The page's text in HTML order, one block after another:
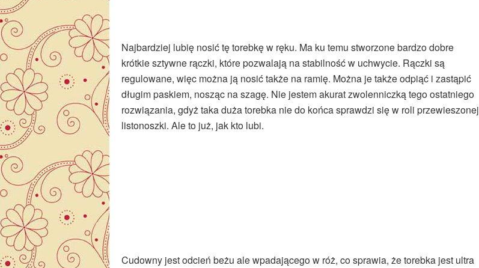
Najbardziej lubię nosić tę torebkę w ręku. Ma ku temu stworzone bardzo dobre
krótkie sztywne rączki, które pozwalają na stabilność w uchwycie. Rączki są
regulowane, więc można ją nosić także na ramię. Można je także odpiąć i zastąpić
długim paskiem, nosząc na szagę. Nie jestem akurat zwolenniczką tego ostatniego
rozwiązania, gdyż taka duża torebka nie do końca sprawdzi się w roli przewieszonej
listonoszki. Ale to już, jak kto lubi.
Cudowny jest odcień beżu ale wpadającego w róż, co sprawia, że torebka jest ultra